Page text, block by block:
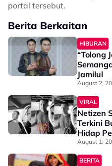
portal tersebut.
Berita Berkaitan
HIBURAN
“Tolong
Jamilul
August 2,
VIRAL
Netizen
Terkini
Hidap
Makin
August 1,
BERITA